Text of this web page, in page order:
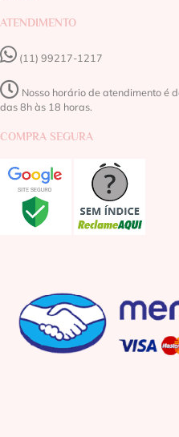
ATENDIMENTO
(11) 99217-1217‬
Nosso horário de atendimento é
das 8h às 18 horas.
COMPRA SEGURA